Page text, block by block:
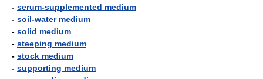
- serum-supplemented medium
- soil-water medium
- solid medium
- steeping medium
- stock medium
- supporting medium